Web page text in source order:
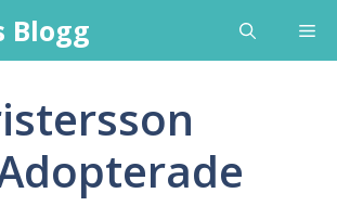
Blogg